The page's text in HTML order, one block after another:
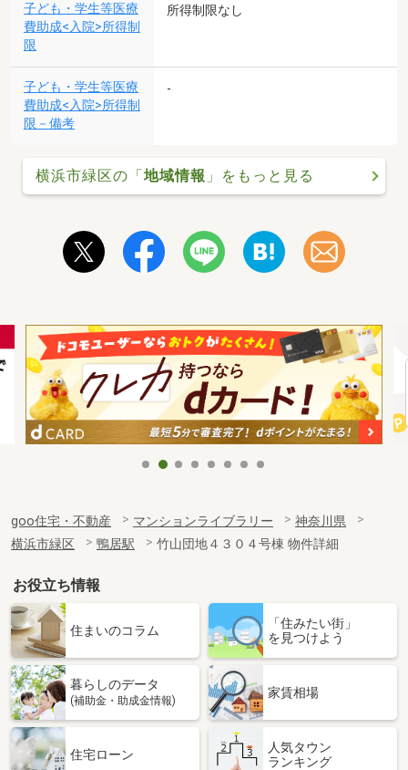
子ども・学生等医療
費助成<入院>所得制
限
所得制限なし
子ども・学生等医療
費助成<入院>所得制
限－備考
-
横浜市緑区の「地域情報 」をもっと見る
goo住宅・不動産 マンションライブラリー
神奈川県
横浜市緑区
鴨居駅 竹山団地４３０４号棟 物件詳細
お役立ち情報
住まいのコラム
「住みたい街」
を見つけよう
暮らしのデータ
(補助金・助成金情報)
家賃相場
住宅ローン
人気タウン
ランキング